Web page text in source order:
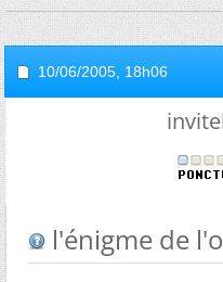
10/06/2005, 18h06
l'énigme de